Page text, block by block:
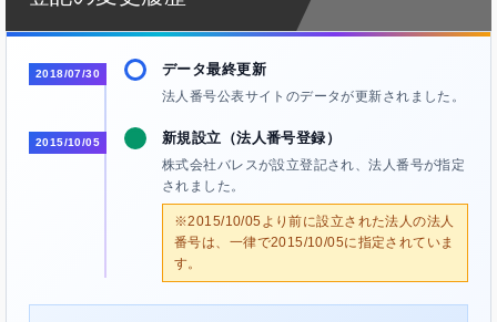
2018/07/30 データ最終更新
法人番号公表サイトのデータが更新されました。
2015/10/05 新規設立（法人番号登録）
株式会社バレスが設立登記され、法人番号が指定
されました。
※2015/10/05より前に設立された法人の法人
番号は、一律で2015/10/05に指定されていま
す。